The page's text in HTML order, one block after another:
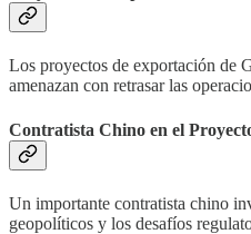
Los proyectos de exportación de
amenazan con retrasar las
Contratista Chino en el
Un importante contratista chino
geopolíticos y los desafíos